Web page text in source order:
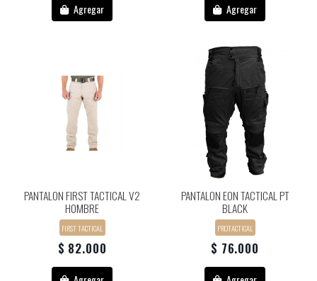
Agregar Agregar
PANTALON FIRST TACTICAL V2
HOMBRE
FIRST TACTICAL
$ 82.000
PANTALON EON TACTICAL PT
BLACK
PROTACTICAL
$ 76.000